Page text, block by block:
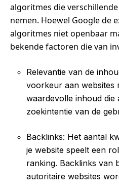
algoritmes die
nemen. Hoewel Google de
algoritmes niet openbaar
bekende factoren die van
Relevantie van de
voorkeur aan websites
waardevolle inhoud die
zoekintentie van de
Backlinks: Het aantal
je website speelt een
ranking. Backlinks van
autoritaire websites